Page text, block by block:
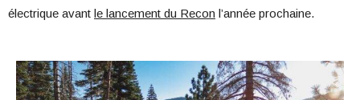
électrique avant le lancement du Recon l’année prochaine.